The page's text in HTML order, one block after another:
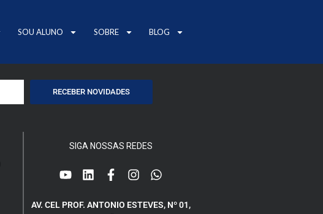
SOU ALUNO SOBRE BLOG
RECEBER NOVIDADES
SIGA NOSSAS REDES
AV. CEL PROF. ANTONIO ESTEVES, Nº 01,